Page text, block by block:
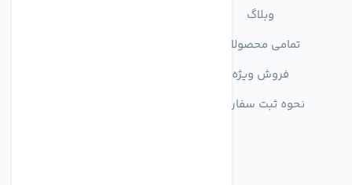
وبلاگ
تمامی محصولات
فروش ویژه
نحوه ثبت سفارش